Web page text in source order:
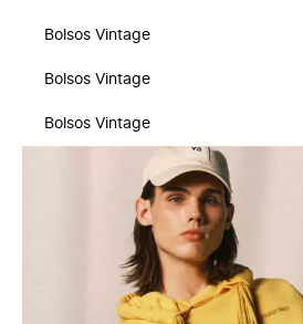
Bolsos Vintage
Bolsos Vintage
Bolsos Vintage